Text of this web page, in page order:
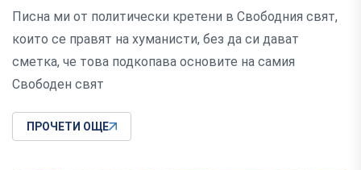
Писна ми от политически кретени в Свободния свят,
които се правят на хуманисти, без да си дават
сметка, че това подкопава основите на самия
Свободен свят
ПРОЧЕТИ ОЩЕ